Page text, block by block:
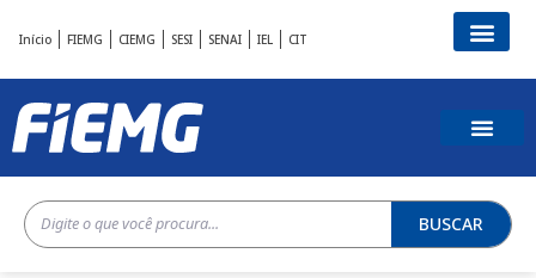
Início FIEMG CIEMG SESI SENAI IEL CIT
BUSCAR